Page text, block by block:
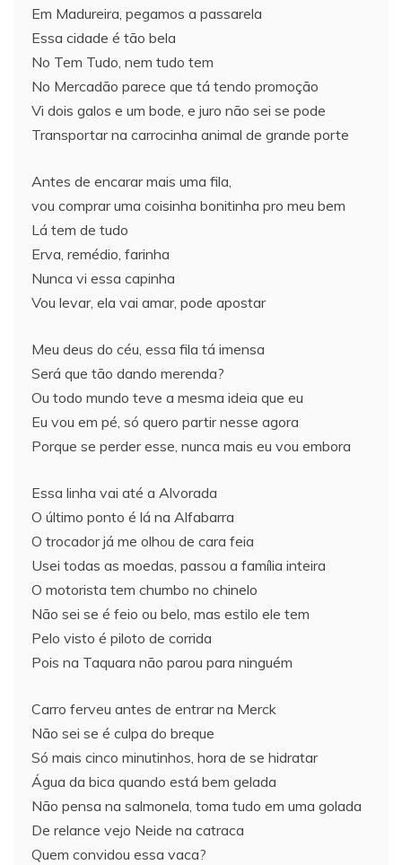
Em Madureira, pegamos a passarela
Essa cidade é tão bela
No Tem Tudo, nem tudo tem
No Mercadão parece que tá tendo promoção
Vi dois galos e um bode, e juro não sei se pode
Transportar na carrocinha animal de grande porte
Antes de encarar mais uma fila,
vou comprar uma coisinha bonitinha pro meu bem
Lá tem de tudo
Erva, remédio, farinha
Nunca vi essa capinha
Vou levar, ela vai amar, pode apostar
Meu deus do céu, essa fila tá imensa
Será que tão dando merenda?
Ou todo mundo teve a mesma ideia que eu
Eu vou em pé, só quero partir nesse agora
Porque se perder esse, nunca mais eu vou embora
Essa linha vai até a Alvorada
O último ponto é lá na Alfabarra
O trocador já me olhou de cara feia
Usei todas as moedas, passou a família inteira
O motorista tem chumbo no chinelo
Não sei se é feio ou belo, mas estilo ele tem
Pelo visto é piloto de corrida
Pois na Taquara não parou para ninguém
Carro ferveu antes de entrar na Merck
Não sei se é culpa do breque
Só mais cinco minutinhos, hora de se hidratar
Água da bica quando está bem gelada
Não pensa na salmonela, toma tudo em uma golada
De relance vejo Neide na catraca
Quem convidou essa vaca?